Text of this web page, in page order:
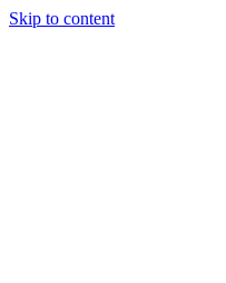
Skip to content